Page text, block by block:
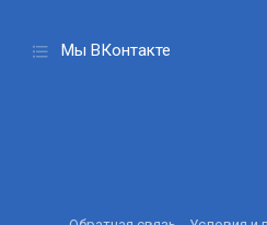
Мы ВКонтакте